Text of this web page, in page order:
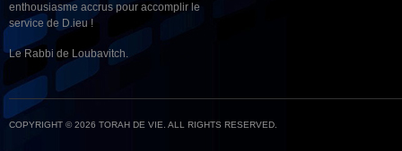
enthousiasme accrus pour accomplir le
service de D.ieu !
Le Rabbi de Loubavitch.
COPYRIGHT © 2026 TORAH DE VIE. ALL RIGHTS RESERVED.